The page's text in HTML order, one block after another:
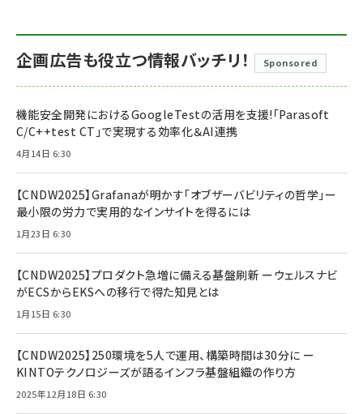
企画広告も役立つ情報バッチリ！ Sponsored
機能安全開発におけるGoogleTestの活用を支援!「Parasoft
C/C++test CT」で実現する効率化＆AI連携
4月14日 6:30
【CNDW2025】Grafanaが明かす「オブザーバビリティの哲学」ー
最小限の労力で実用的なインサイトを得るには
1月23日 6:30
【CNDW2025】プロダクト急増に備える基盤刷新 ーウェルスナビ
がECSからEKSへの移行で得た知見とは
1月15日 6:30
【CNDW2025】250環境を5人で運用、構築時間は30分に ー
KINTOテクノロジーズが語るインフラ基盤組織の作り方
2025年12月18日 6:30